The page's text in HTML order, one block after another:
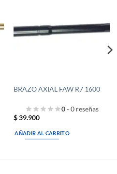
deseos
BRAZO AXIAL FAW R7 1600
0- 0 reseñas
$39.900
AÑADIR AL CARRITO